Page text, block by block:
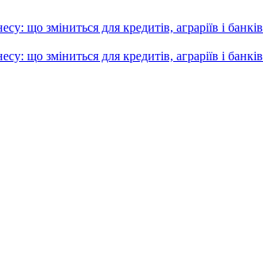
що зміниться для кредитів, аграріїв і банків
що зміниться для кредитів, аграріїв і банків